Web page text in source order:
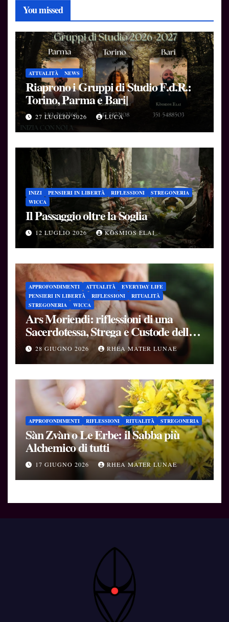
You missed
ATTUALITÀ NEWS
Riaprono i Gruppi di Studio F.d.R.:
Torino, Parma e Bari|
27 LUGLIO 2026 LUCA
INIZI PENSIERI IN LIBERTÀ RIFLESSIONI
STREGONERIA
WICCA
Il Passaggio oltre la Soglia
12 LUGLIO 2026 KÒSMIOS ELAI
APPROFONDIMENTI ATTUALITÀ
EVERYDAY LIFE
PENSIERI IN LIBERTÀ
RIFLESSIONI
RITUALITÀ
STREGONERIA
WICCA
Ars Moriendi: riflessioni di una
Sacerdotessa, Strega e Custode delle
Soglie
28 GIUGNO 2026 RHEA MATER LUNAE
APPROFONDIMENTI RIFLESSIONI RITUALITÀ STREGONERIA
Sàn Zvàn o Le Erbe: il Sabba più
Alchemico di tutti
17 GIUGNO 2026 RHEA MATER LUNAE